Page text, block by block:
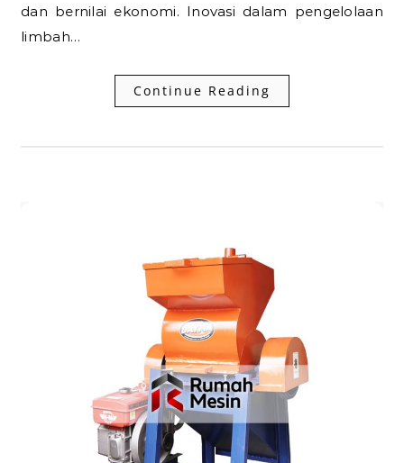
dan bernilai ekonomi. Inovasi dalam pengelolaan
limbah…
Continue Reading